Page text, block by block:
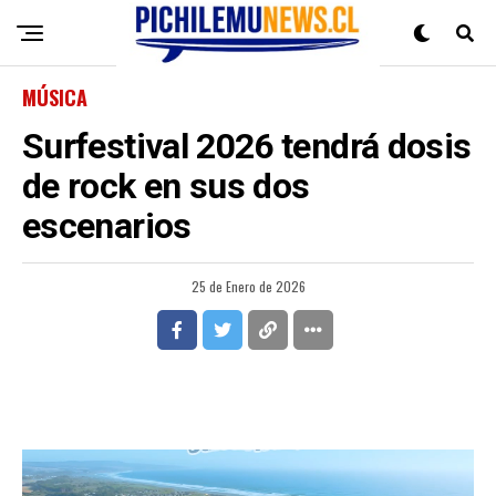
MÚSICA
Surfestival 2026 tendrá dosis
de rock en sus dos
escenarios
25 de Enero de 2026